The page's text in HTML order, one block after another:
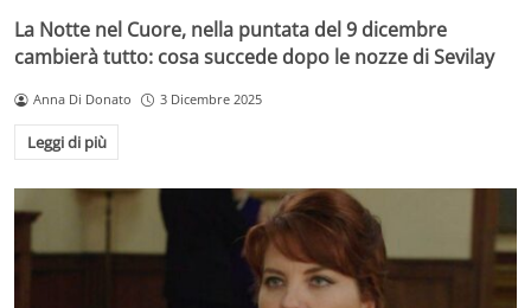
La Notte nel Cuore, nella puntata del 9 dicembre
cambierà tutto: cosa succede dopo le nozze di Sevilay
Anna Di Donato 3 Dicembre 2025
Leggi di più